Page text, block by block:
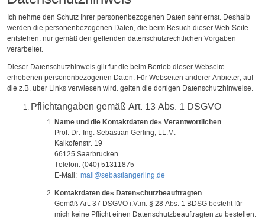
Ich nehme den Schutz Ihrer personenbezogenen Daten sehr ernst. Deshalb
werden die personenbezogenen Daten, die beim Besuch dieser Web-Seite
entstehen, nur gemäß den geltenden datenschutzrechtlichen Vorgaben
verarbeitet.
Dieser Datenschutzhinweis gilt für die beim Betrieb dieser Webseite
erhobenen personenbezogenen Daten. Für Webseiten anderer Anbieter, auf
die z.B. über Links verwiesen wird, gelten die dortigen Datenschutzhinweise.
Pflichtangaben gemäß Art. 13 Abs. 1 DSGVO
Name und die Kontaktdaten des Verantwortlichen
Prof. Dr.-Ing. Sebastian Gerling, LL.M.
Kalkofenstr. 19
66125 Saarbrücken
Telefon: (040) 51311875
E-Mail: mail@sebastiangerling.de
Kontaktdaten des Datenschutzbeauftragten
Gemäß Art. 37 DSGVO i.V.m. § 28 Abs. 1 BDSG besteht für
mich keine Pflicht einen Datenschutzbeauftragten zu bestellen.